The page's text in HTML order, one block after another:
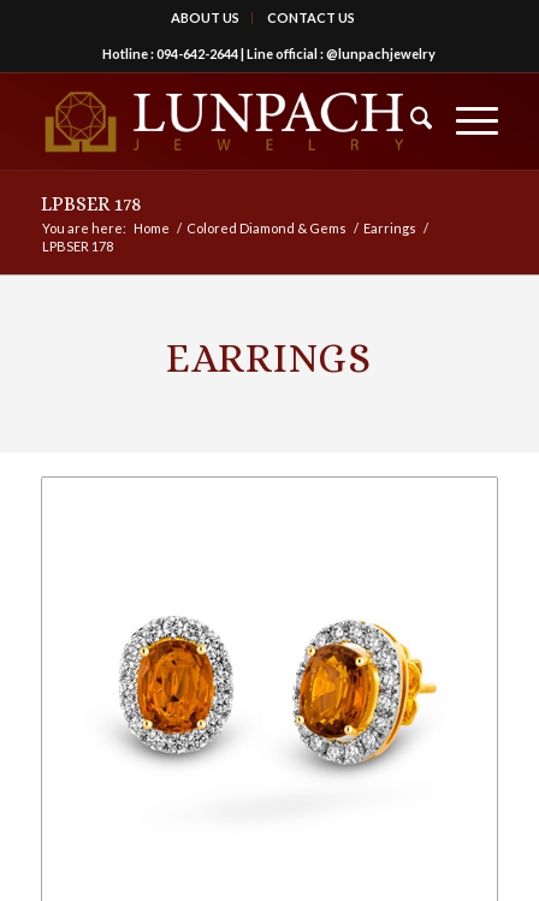
ABOUT US CONTACT US
Hotline :094-642-2644| Line official :@lunpachjewelry
LPBSER 178
You are here: Home / Colored Diamond & Gems / Earrings /
LPBSER 178
EARRINGS